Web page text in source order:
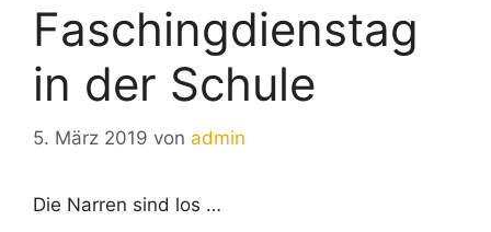
Faschingdienstag
in der Schule
5. März 2019 von admin
Die Narren sind los …